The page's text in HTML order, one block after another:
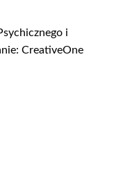
i
CreativeOne